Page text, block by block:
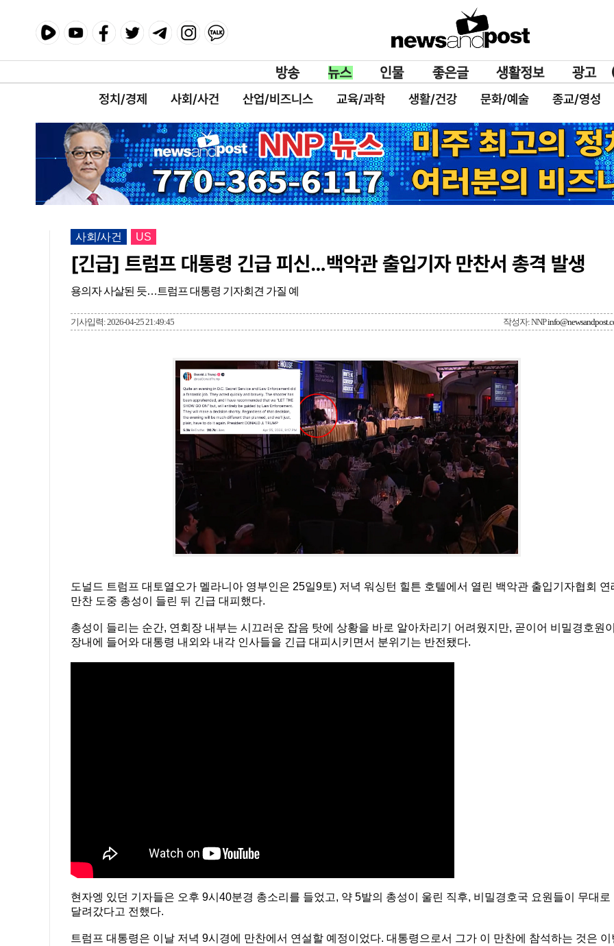
정치/경제 사회/사건 산업/비즈니스 교육/과학 생활/건강 문화/예술 종교/영성
사회/사건 US
[긴급] 트럼프 대통령 긴급 피신…백악관 출입기자 만찬서 총격 발생
용의자 사살된 듯…트럼프 대통령 기자회견 가질 예
기사입력: 2026-04-25 21:49:45 작성자: NNP
도널드 트럼프 대토열오가 멜라니아 영부인은 25일9토) 저녁 워싱턴 힐튼 호텔에서 열린 백악관 출입기자협회 연
만찬 도중 총성이 들린 뒤 긴급 대피했다.
총성이 들리는 순간, 연회장 내부는 시끄러운 잡음 탓에 상황을 바로 알아차리기 어려웠지만, 곧이어 비밀경호원
장내에 들어와 대통령 내외와 내각 인사들을 긴급 대피시키면서 분위기는 반전됐다.
현자엥 있던 기자들은 오후 9시40분경 총소리를 들었고, 약 5발의 총성이 울린 직후, 비밀경호국 요원들이 무대로
달려갔다고 전했다.
트럼프 대통령은 이날 저녁 9시경에 만찬에서 연설할 예정이었다. 대통령으로서 그가 이 만찬에 참석하는 것은 이